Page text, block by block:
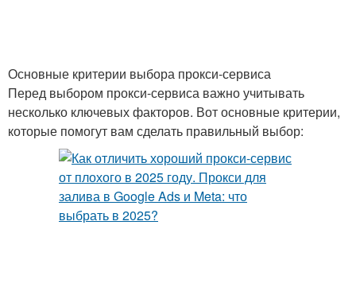
Основные критерии выбора прокси-сервиса
Перед выбором прокси-сервиса важно учитывать
несколько ключевых факторов. Вот основные критерии,
которые помогут вам сделать правильный выбор: